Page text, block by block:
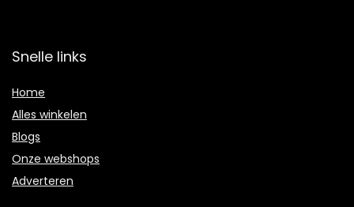
Snelle links
Home
Alles winkelen
Blogs
Onze webshops
Adverteren